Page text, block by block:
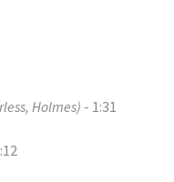
Holmes) - 1:31